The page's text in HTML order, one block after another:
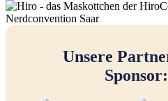
Unsere